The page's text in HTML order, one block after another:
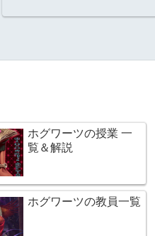
ホグワーツの授業 一
覧＆解説
ホグワーツの教員一覧